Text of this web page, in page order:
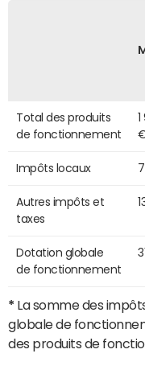
Total des produits
de fonctionnement
Impôts locaux
Autres impôts et
taxes
Dotation globale
de fonctionnement
* La somme des
globale de
des produits de